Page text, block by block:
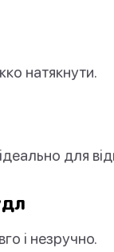
натякнути.
для
і незручно.